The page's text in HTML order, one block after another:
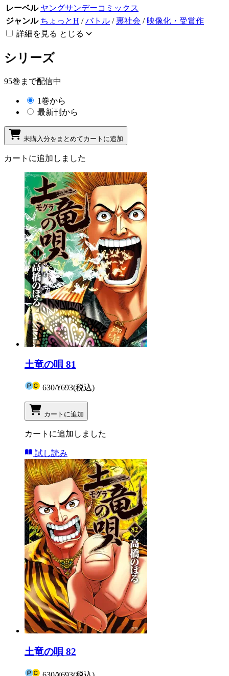
レーベル ヤングサンデーコミックス
ジャンル ちょっとH /バトル /裏社会 / 映像化・受賞作
詳細を見る とじる
シリーズ
95巻まで配信中
1巻から
最新刊から
未購入分をまとめてカートに追加
カートに追加しました
土竜の唄 81
630/¥693(税込)
カートに追加
カートに追加しました
試し読み
土竜の唄 82